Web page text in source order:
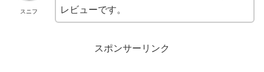
スニフ
レビューです。
スポンサーリンク